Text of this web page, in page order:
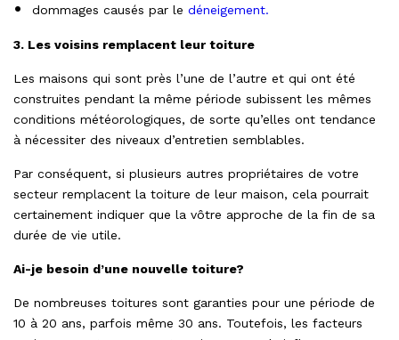
dommages causés par le déneigement.
3. Les voisins remplacent leur toiture
Les maisons qui sont près l’une de l’autre et qui ont été
construites pendant la même période subissent les mêmes
conditions météorologiques, de sorte qu’elles ont tendance
à nécessiter des niveaux d’entretien semblables.
Par conséquent, si plusieurs autres propriétaires de votre
secteur remplacent la toiture de leur maison, cela pourrait
certainement indiquer que la vôtre approche de la fin de sa
durée de vie utile.
Ai-je besoin d’une nouvelle toiture?
De nombreuses toitures sont garanties pour une période de
10 à 20 ans, parfois même 30 ans. Toutefois, les facteurs